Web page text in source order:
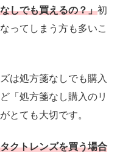
しでも買えるの？」初
ってしまう方も多いこ
は処方箋なしでも購入
「処方箋なし購入のリ
とても大切です。
クトレンズを買う場合